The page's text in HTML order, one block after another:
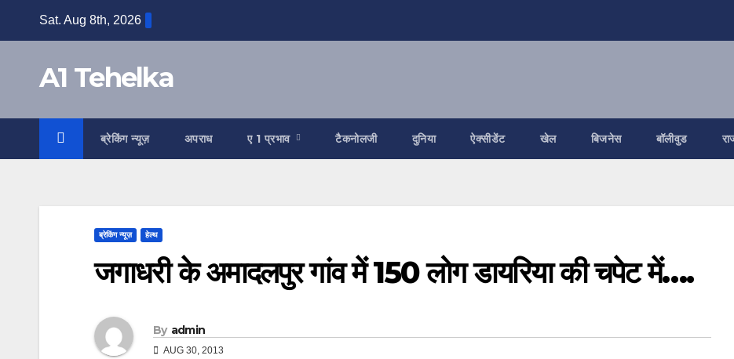
Sat. Aug 8th, 2026
A1 Tehelka
ब्रेकिंग न्यूज़ अपराध ए 1 प्रभाव टैकनोलजी दुनिया ऐक्सीडेंट खेल बिजनेस बॉलीवुड
ब्रेकिंग न्यूज़ हेल्थ
जगाधरी के अमादलपुर गांव में 150 लोग डायरिया की चपेट में….
By admin
AUG 30, 2013